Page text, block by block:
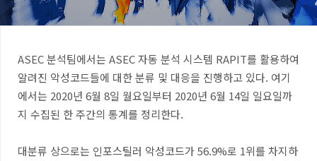
ASEC 분석팀에서는 ASEC 자동 분석 시스템 RAPIT를 활용하여
알려진 악성코드들에 대한 분류 및 대응을 진행하고 있다. 여기
에서는 2020년 6월 8일 월요일부터 2020년 6월 14일 일요일까
지 수집된 한 주간의 통계를 정리한다.
대분류 상으로는 인포스틸러 악성코드가 56.9%로 1위를 차지하